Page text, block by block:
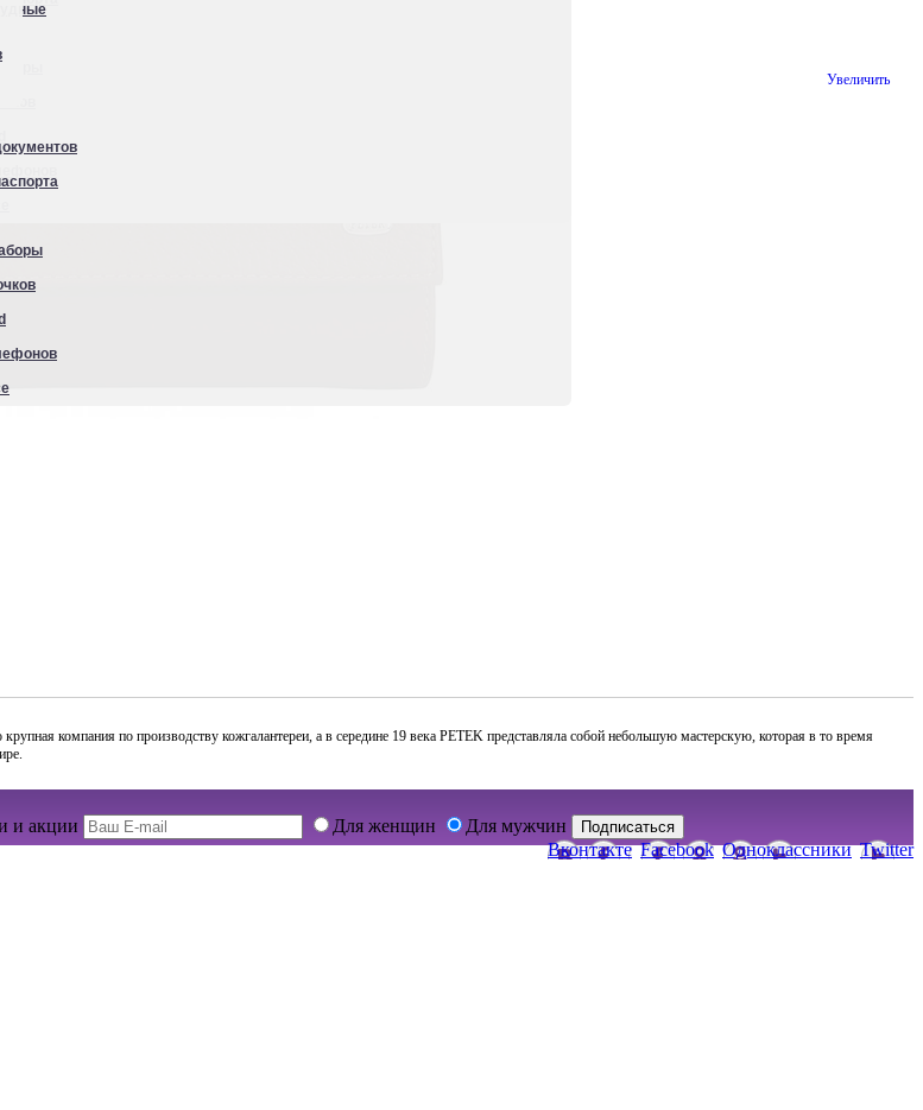
Увеличить
компания по производству кожгалантереи, а в середине 19 века PETEK представляла собой небольшую мастерскую, которая в то время
и акции Для женщин Для мужчин Подписаться
Вконтакте Facebook Одноклассники Twitter